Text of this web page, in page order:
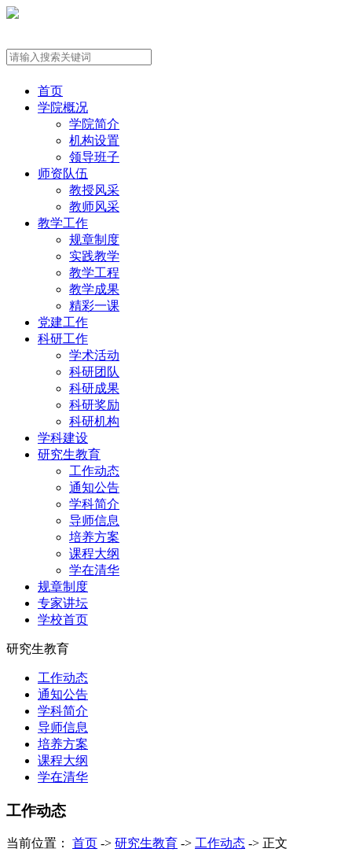
首页
学院概况
学院简介
机构设置
领导班子
师资队伍
教授风采
教师风采
教学工作
规章制度
实践教学
教学工程
教学成果
精彩一课
党建工作
科研工作
学术活动
科研团队
科研成果
科研奖励
科研机构
学科建设
研究生教育
工作动态
通知公告
学科简介
导师信息
培养方案
课程大纲
学在清华
规章制度
专家讲坛
学校首页
研究生教育
工作动态
通知公告
学科简介
导师信息
培养方案
课程大纲
学在清华
工作动态
当前位置： 首页 -> 研究生教育 -> 工作动态 -> 正文